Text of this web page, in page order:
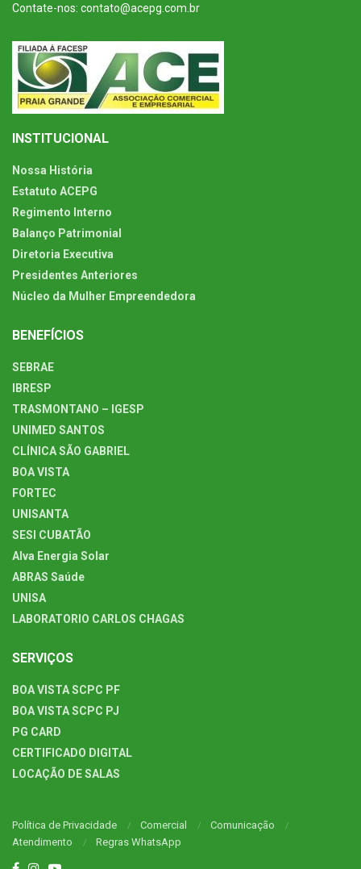
Contate-nos: contato@acepg.com.br
INSTITUCIONAL
Nossa História
Estatuto ACEPG
Regimento Interno
Balanço Patrimonial
Diretoria Executiva
Presidentes Anteriores
Núcleo da Mulher Empreendedora
BENEFÍCIOS
SEBRAE
IBRESP
TRASMONTANO – IGESP
UNIMED SANTOS
CLÍNICA SÃO GABRIEL
BOA VISTA
FORTEC
UNISANTA
SESI CUBATÃO
Alva Energia Solar
ABRAS Saúde
UNISA
LABORATORIO CARLOS CHAGAS
SERVIÇOS
BOA VISTA SCPC PF
BOA VISTA SCPC PJ
PG CARD
CERTIFICADO DIGITAL
LOCAÇÃO DE SALAS
Política de Privacidade Comercial
Comunicação
Atendimento
Regras WhatsApp